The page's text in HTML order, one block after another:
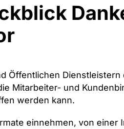
Öffentlichen Dienstleistern
Mitarbeiter- und
werden kann.
einnehmen, von einer